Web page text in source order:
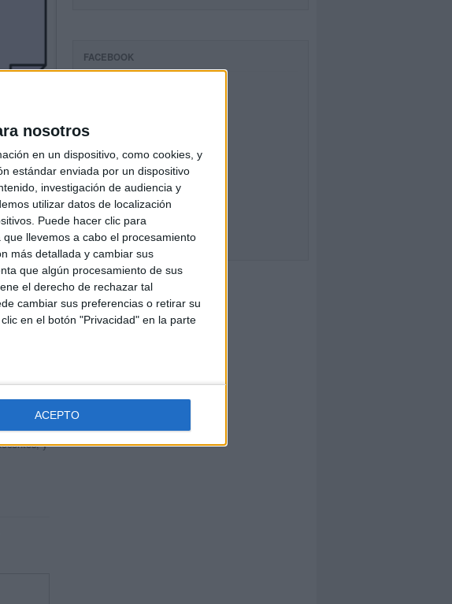
nosotros
en un dispositivo, como cookies, y
estándar enviada por un dispositivo
investigación de audiencia y
utilizar datos de localización
Puede hacer clic para
llevemos a cabo el procesamiento
más detallada y cambiar sus
que algún procesamiento de sus
el derecho de rechazar tal
cambiar sus preferencias o retirar su
en el botón "Privacidad" en la parte
ACEPTO
y
y
FACEBOOK